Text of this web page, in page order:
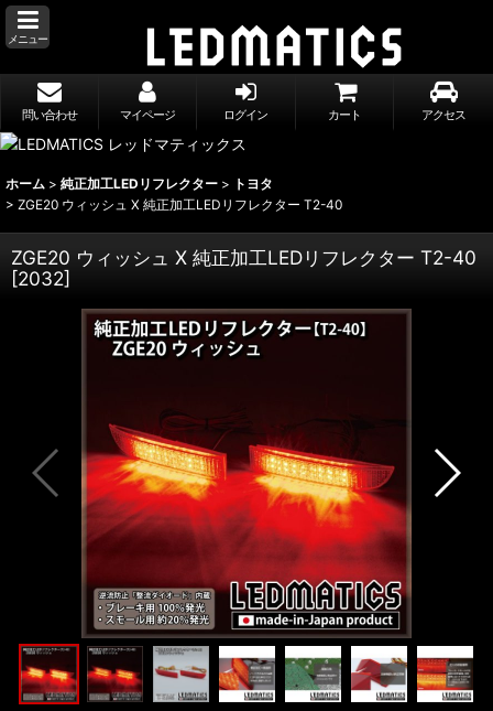
メニュー
問い合わせ マイページ ログイン カート アクセス
ホーム > 純正加工LEDリフレクター > トヨタ
> ZGE20 ウィッシュ X 純正加工LEDリフレクター T2-40
ZGE20 ウィッシュ X 純正加工LEDリフレクター T2-40
[2032]